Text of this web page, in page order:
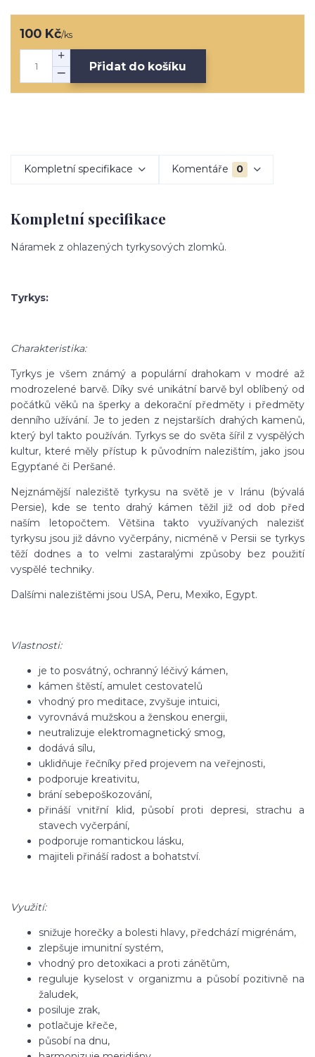
100 Kč/ks
Přidat do košíku
Kompletní specifikace Komentáře 0
Kompletní specifikace
Náramek z ohlazených tyrkysových zlomků.
Tyrkys:
Charakteristika:
Tyrkys je všem známý a populární drahokam v modré až
modrozelené barvě. Díky své unikátní barvě byl oblíbený od
počátků věků na šperky a dekorační předměty i předměty
denního užívání. Je to jeden z nejstarších drahých kamenů,
který byl takto používán. Tyrkys se do světa šířil z vyspělých
kultur, které měly přístup k původním nalezištím, jako jsou
Egypťané či Peršané.
Nejznámější naleziště tyrkysu na světě je v Iránu (bývalá
Persie), kde se tento drahý kámen těžil již od dob před
naším letopočtem. Většina takto využívaných nalezišť
tyrkysu jsou již dávno vyčerpány, nicméně v Persii se tyrkys
těží dodnes a to velmi zastaralými způsoby bez použití
vyspělé techniky.
Dalšími nalezištěmi jsou USA, Peru, Mexiko, Egypt.
Vlastnosti:
je to posvátný, ochranný léčivý kámen,
kámen štěstí, amulet cestovatelů
vhodný pro meditace, zvyšuje intuici,
vyrovnává mužskou a ženskou energii,
neutralizuje elektromagnetický smog,
dodává sílu,
uklidňuje řečníky před projevem na veřejnosti,
podporuje kreativitu,
brání sebepoškozování,
přináší vnitřní klid, působí proti depresi, strachu a
stavech vyčerpání,
podporuje romantickou lásku,
majiteli přináší radost a bohatství.
Využití:
snižuje horečky a bolesti hlavy, předchází migrénám,
zlepšuje imunitní systém,
vhodný pro detoxikaci a proti zánětům,
reguluje kyselost v organizmu a působí pozitivně na
žaludek,
posiluje zrak,
potlačuje křeče,
působí na dnu,